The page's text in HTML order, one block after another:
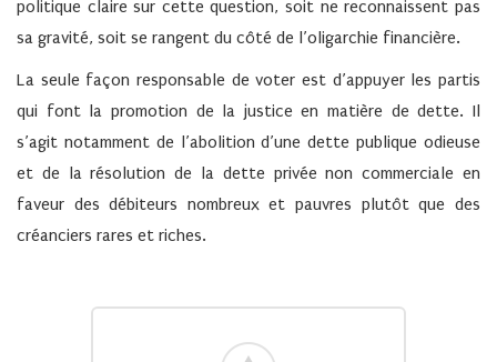
politique claire sur cette question, soit ne reconnaissent pas
sa gravité, soit se rangent du côté de l’oligarchie financière.
La seule façon responsable de voter est d’appuyer les partis
qui font la promotion de la justice en matière de dette. Il
s’agit notamment de l’abolition d’une dette publique odieuse
et de la résolution de la dette privée non commerciale en
faveur des débiteurs nombreux et pauvres plutôt que des
créanciers rares et riches.